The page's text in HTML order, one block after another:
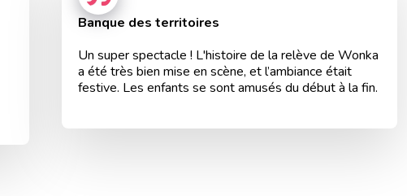
Banque des territoires
Un super spectacle ! L'histoire de la relève de Wonka
a été très bien mise en scène, et l’ambiance était
festive. Les enfants se sont amusés du début à la fin.